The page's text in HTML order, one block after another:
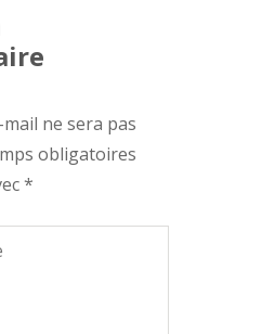
ne sera pas
obligatoires
*